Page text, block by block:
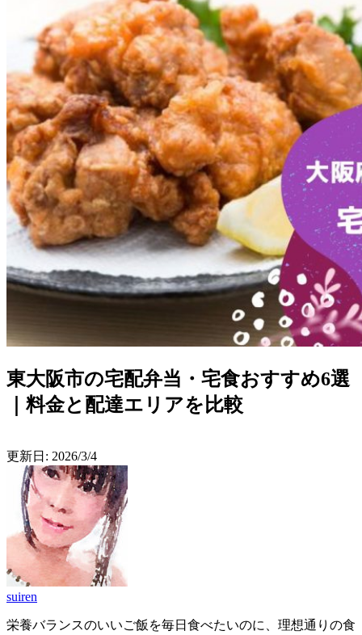
東大阪市の宅配弁当・宅食おすすめ6選
｜料金と配達エリアを比較
更新日: 2026/3/4
suiren
栄養バランスのいいご飯を毎日食べたいのに、理想通りの食